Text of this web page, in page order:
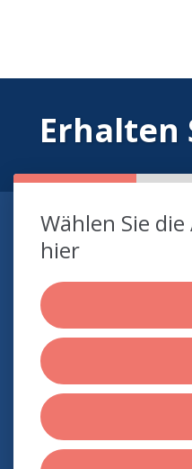
Erhalten
Wählen Sie
hier